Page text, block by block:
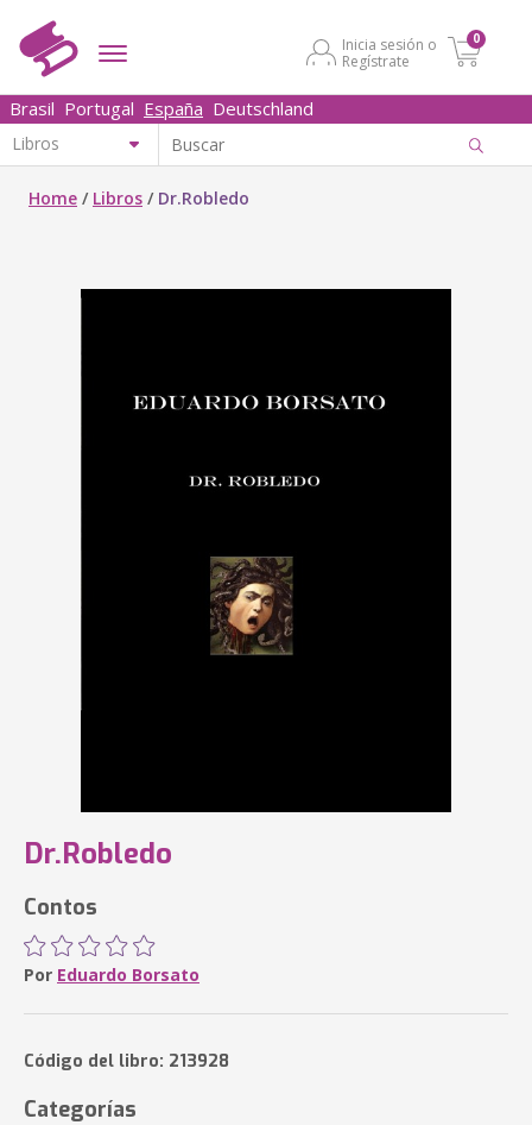
Inicia sesión o
Regístrate
0
Brasil Portugal España Deutschland
Home / Libros / Dr.Robledo
Dr.Robledo
Contos
Por Eduardo Borsato
Código del libro: 213928
Categorías